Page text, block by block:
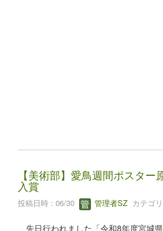
【美術部】愛鳥週間ポスター
入賞
投稿日時 : 06/30 管理者SZ カテゴ
先日行われました「令和8年度宮城